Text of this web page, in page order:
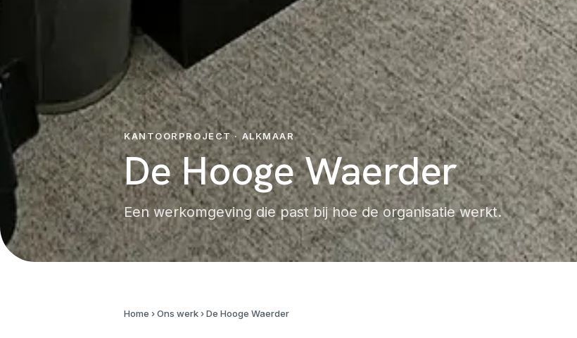
KANTOORPROJECT · ALKMAAR
De Hooge Waerder
Een werkomgeving die past bij hoe de organisatie werkt.
Home ›Ons werk›De Hooge Waerder